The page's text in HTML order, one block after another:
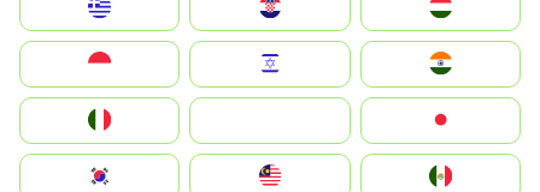
Magyarország
South Korea